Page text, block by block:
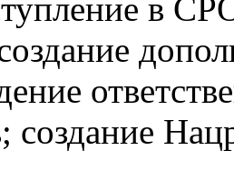
в
создание